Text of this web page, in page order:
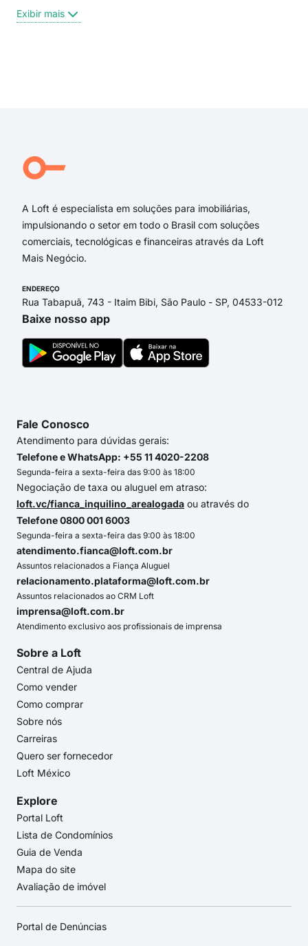
Exibir mais
A Loft é especialista em soluções para imobiliárias,
impulsionando o setor em todo o Brasil com soluções
comerciais, tecnológicas e financeiras através da Loft
Mais Negócio.
ENDEREÇO
Rua Tabapuã, 743 - Itaim Bibi, São Paulo - SP, 04533-012
Baixe nosso app
Fale Conosco
Atendimento para dúvidas gerais:
Telefone e WhatsApp: +55 11 4020-2208
Segunda-feira a sexta-feira das 9:00 às 18:00
Negociação de taxa ou aluguel em atraso:
loft.vc/fianca_inquilino_arealogada ou através do
Telefone 0800 001 6003
Segunda-feira a sexta-feira das 9:00 às 18:00
atendimento.fianca@loft.com.br
Assuntos relacionados a Fiança Aluguel
relacionamento.plataforma@loft.com.br
Assuntos relacionados ao CRM Loft
imprensa@loft.com.br
Atendimento exclusivo aos profissionais de imprensa
Sobre a Loft
Central de Ajuda
Como vender
Como comprar
Sobre nós
Carreiras
Quero ser fornecedor
Loft México
Explore
Portal Loft
Lista de Condomínios
Guia de Venda
Mapa do site
Avaliação de imóvel
Portal de Denúncias